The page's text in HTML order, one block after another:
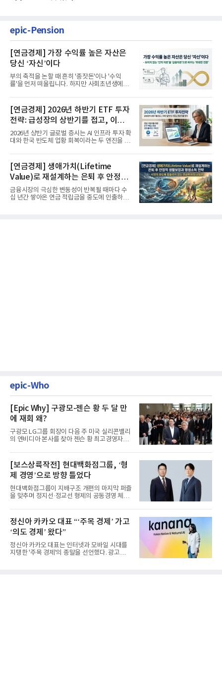
epic-Pension
[연금경제] 가장 수익률 높은 자산은
당신 ‘자신’이다
부의 축적을 논할 때 흔히 '종잣돈'이나 '수익
률'을 먼저 떠올립니다. 하지만 사회초년생에게
[연금경제] 2026년 하반기 ETF 투자
전략: 급성장의 상반기를 접고, 이제
'실적'이 가르는 하반기를 맞다
2026년 상반기 글로벌 증시는 AI 인프라 투자 확
대와 한국 반도체 업황 회복이라는 두 엔진을 달
[연금경제] 생애가치(Lifetime
Value)로 재설계하는 은퇴 후 안정적
생활보장과 평생소득 전략
금융시장의 극심한 변동성이 반복될 때마다 수
십 년간 쌓아온 연금 적립금을 중도에 인출하거
epic-Who
[Epic Why] 구광모-젠슨 황 두 달 만
에 재회 왜?
구광모 LG그룹 회장이 다음 주 미국 실리콘밸리
의 엔비디아 본사를 찾아 젠슨 황 최고경영자
[보스상륙작전] 현대백화점그룹, ‘형
제 경영’으로 방향 틀었다
현대백화점그룹이 지배구조 개편의 마지막 퍼즐
을 맞추며 정지선·정교선 형제의 공동경영 체제
정신아 카카오 대표 “‘주목 경제’ 가고
‘의도 경제’ 왔다”
정신아 카카오 대표는 인터넷과 모바일 시대를
지탱한 '주목 경제'의 종말을 선언했다. 광고를